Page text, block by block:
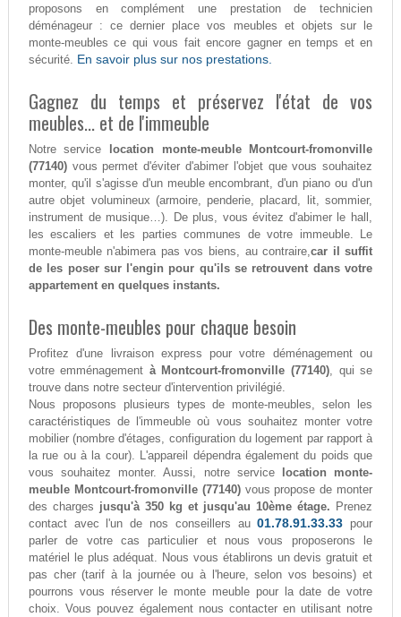
proposons en complément une prestation de technicien
déménageur : ce dernier place vos meubles et objets sur le
monte-meubles ce qui vous fait encore gagner en temps et en
sécurité. En savoir plus sur nos prestations.
Gagnez du temps et préservez l'état de vos
meubles... et de l'immeuble
Notre service
location monte-meuble Montcourt-fromonville
(77140)vous permet d'éviter d'abimer l'objet que vous souhaitez
monter, qu'il s'agisse d'un meuble encombrant, d'un piano ou d'un
autre objet volumineux (armoire, penderie, placard, lit, sommier,
instrument de musique…). De plus, vous évitez d'abimer le hall,
les escaliers et les parties communes de votre immeuble. Le
monte-meuble n'abimera pas vos biens, au contraire,car il suffit
de les poser sur l'engin pour qu'ils se retrouvent dans votre
appartement en quelques instants.
Des monte-meubles pour chaque besoin
Profitez d'une livraison express pour votre déménagement ou
votre emménagement à Montcourt-fromonville (77140), qui se
trouve dans notre secteur d'intervention privilégié.
Nous proposons plusieurs types de monte-meubles, selon les
caractéristiques de l'immeuble où vous souhaitez monter votre
mobilier (nombre d'étages, configuration du logement par rapport à
la rue ou à la cour). L'appareil dépendra également du poids que
vous souhaitez monter. Aussi, notre service
location monte-
meuble Montcourt-fromonville (77140)vous propose de monter
des charges jusqu'à 350 kg et jusqu'au 10ème étage. Prenez
contact avec l'un de nos conseillers au01.78.91.33.33 pour
parler de votre cas particulier et nous vous proposerons le
matériel le plus adéquat. Nous vous établirons un devis gratuit et
pas cher (tarif à la journée ou à l'heure, selon vos besoins) et
pourrons vous réserver le monte meuble pour la date de votre
choix. Vous pouvez également nous contacter en utilisant notre